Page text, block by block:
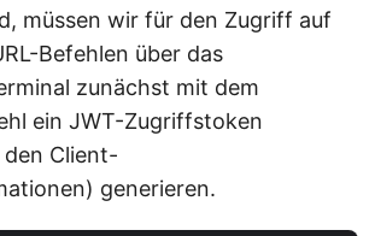
müssen wir für den Zugriff auf
Befehlen über das
zunächst mit dem
ein JWT-Zugriffstoken
Client-
generieren.